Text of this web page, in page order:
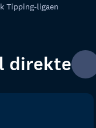
Tipping-ligaen
direkte